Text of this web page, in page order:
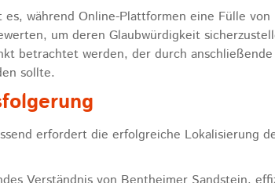
es, während Online-Plattformen eine Fülle
um deren Glaubwürdigkeit
betrachtet werden, der durch
sollte.
erfordert die erfolgreiche Lokalisierung